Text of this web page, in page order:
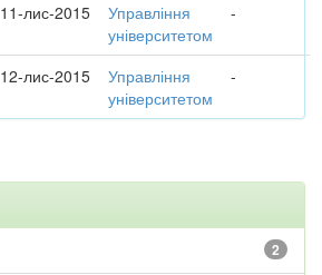
11-лис-2015
Управління
університетом
-
12-лис-2015
Управління
університетом
-
2